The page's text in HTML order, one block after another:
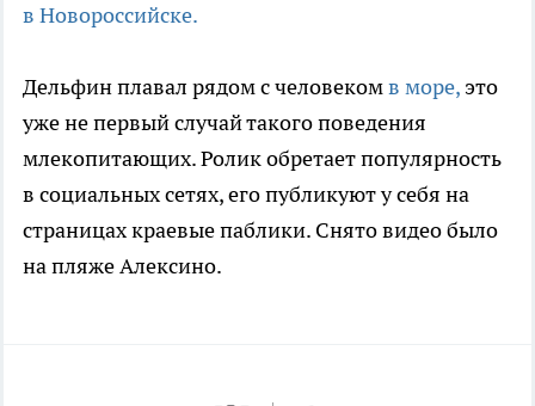
в Новороссийске.
Дельфин плавал рядом с человекомв море, это
уже не первый случай такого поведения
млекопитающих. Ролик обретает популярность
в социальных сетях, его публикуют у себя на
страницах краевые паблики. Снято видео было
на пляже Алексино.